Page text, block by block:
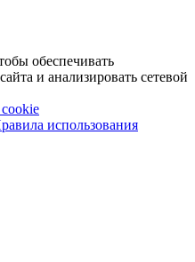
обеспечивать
и анализировать сетевой
использования